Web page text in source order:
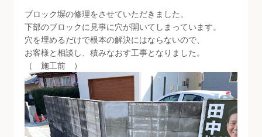
ブロック塀の修理をさせていただきました。
下部のブロックに見事に穴が開いてしまっています。
穴を埋めるだけで根本の解決にはならないので、
お客様と相談し、積みなおす工事となりました。
（ 施工前 ）